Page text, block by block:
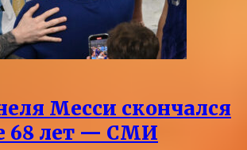
Месси скончался
68 лет — СМИ